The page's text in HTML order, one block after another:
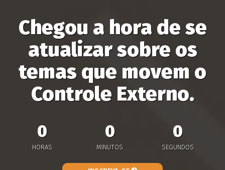
Chegou a hora de se
atualizar sobre os
temas que movem o
Controle Externo.
0
HORAS
0
MINUTOS
0
SEGUNDOS